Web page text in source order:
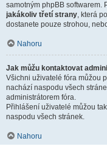
samotným phpBB softwarem.
jakákoliv třetí strany, která
dostanete pouze strohou,
Nahoru
Jak můžu kontaktovat
Všichni uživatelé fóra můžou
nachází naspodu všech
administrátorem fóra.
Přihlášení uživatelé můžou
naspodu všech stránek.
Nahoru